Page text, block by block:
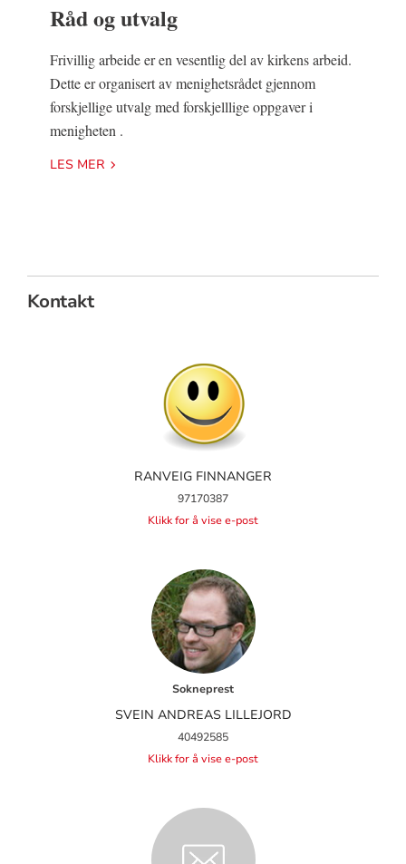
Råd og utvalg
Frivillig arbeide er en vesentlig del av kirkens arbeid.
Dette er organisert av menighetsrådet gjennom
forskjellige utvalg med forskjelllige oppgaver i
menigheten .
LES MER
Kontakt
RANVEIG FINNANGER
97170387
Klikk for å vise e-post
Sokneprest
SVEIN ANDREAS LILLEJORD
40492585
Klikk for å vise e-post